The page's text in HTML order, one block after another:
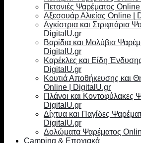
Πετονιές Ψαρέματος
Αξεσουάρ Αλιείας Online |
Αγκίστρια και Στριφτάρια
DigitalU.gr
Βαρίδια και Μολύβια
DigitalU.gr
Καρέκλες και Είδη
DigitalU.gr
Κουτιά Αποθήκευσης και
Online | DigitalU.gr
Πλάνοι και Κοντοφύλακες
DigitalU.gr
Δίχτυα και Παγίδες
DigitalU.gr
Δολώματα Ψαρέματος
Camping & Εποχιακά